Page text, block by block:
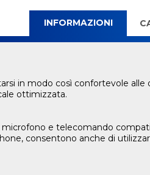
INFORMAZIONI
in modo così confortevole
ottimizzata.
microfono e telecomando
consentono anche di